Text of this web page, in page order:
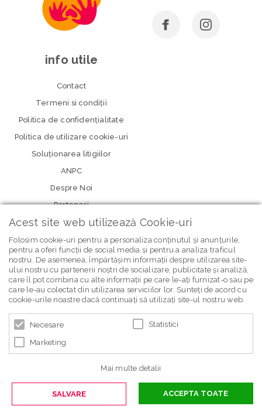
© 2026 BEBE BRANDS | POWERED BYBLUGENTO
info utile
Contact
Termeni si condiţii
Politica de confidenţialitate
Politica de utilizare cookie-uri
Soluționarea litigiilor
ANPC
Despre Noi
Parteneri
newsletter Bebe Brands
Acest site web utilizează Cookie-uri
Folosim cookie-uri pentru a personaliza conținutul și anunțurile,
pentru a oferi funcții de social media și pentru a analiza traficul
nostru. De asemenea, împărtășim informații despre utilizarea site-
ului nostru cu partenerii noștri de socializare, publicitate și analiză,
care îl pot combina cu alte informații pe care le-ați furnizat-o sau pe
care le-au colectat din utilizarea serviciilor lor. Sunteți de acord cu
cookie-urile noastre dacă continuați să utilizați site-ul nostru web.
Necesare Statistici
Marketing
Mai multe detalii
SALVARE ACCEPTA TOATE